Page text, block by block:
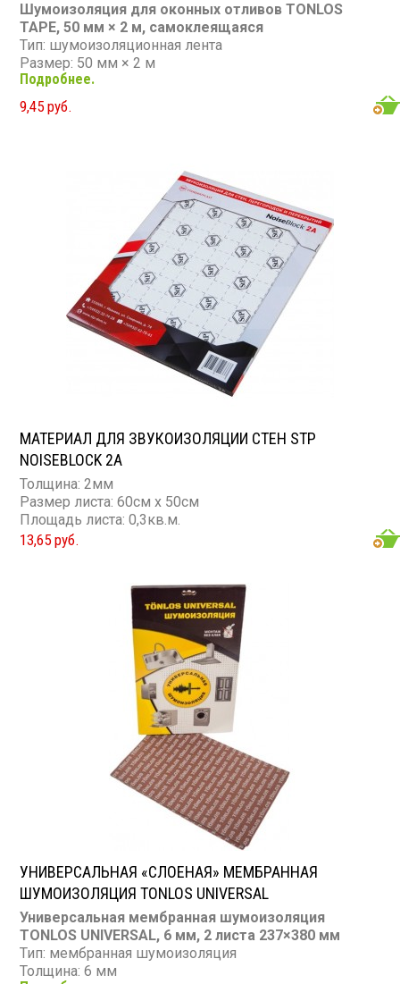
Шумоизоляция для оконных отливов TONLOS
TAPE, 50 мм × 2 м, самоклеящаяся
Тип: шумоизоляционная лента
Размер: 50 мм × 2 м
Структура: двухслойная (фольга + вибромембрана)
Монтаж: самоклеящийся, без клея и инструментов
Температура эксплуатации: от -40 до +60 °C
Особенности: устраняет дребезжание и шум дождя/
Подробнее.
9,45 руб.
МАТЕРИАЛ ДЛЯ ЗВУКОИЗОЛЯЦИИ СТЕН STP
NOISEBLOCK 2A
Толщина: 2мм
Размер листа: 60см х 50см
Площадь листа: 0,3кв.м.
13,65 руб.
УНИВЕРСАЛЬНАЯ «СЛОЕНАЯ» МЕМБРАННАЯ
ШУМОИЗОЛЯЦИЯ TONLOS UNIVERSAL
Универсальная мембранная шумоизоляция
TONLOS UNIVERSAL, 6 мм, 2 листа 237×380 мм
Тип: мембранная шумоизоляция
Толщина: 6 мм